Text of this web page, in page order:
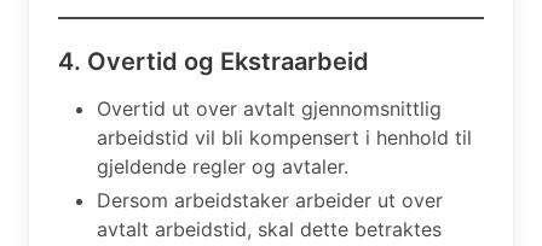
4. Overtid og Ekstraarbeid
Overtid ut over avtalt gjennomsnittlig
arbeidstid vil bli kompensert i henhold til
gjeldende regler og avtaler.
Dersom arbeidstaker arbeider ut over
avtalt arbeidstid, skal dette betraktes